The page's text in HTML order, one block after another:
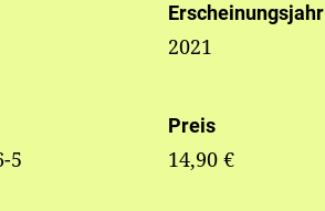
Erscheinungsjahr
2021
5
Preis
14,90 €